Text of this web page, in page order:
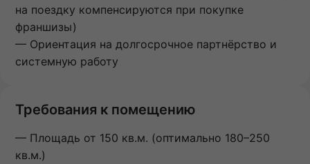
на поездку компенсируются при покупке
франшизы)
— Ориентация на долгосрочное партнёрство и
системную работу
Требования к помещению
— Площадь от 150 кв.м. (оптимально 180–250
кв.м.)